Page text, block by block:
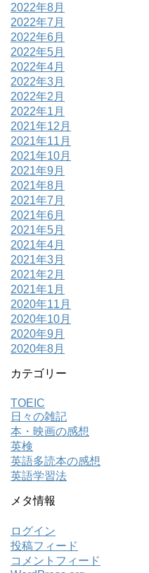
2022年8月
2022年7月
2022年6月
2022年5月
2022年4月
2022年3月
2022年2月
2022年1月
2021年12月
2021年11月
2021年10月
2021年9月
2021年8月
2021年7月
2021年6月
2021年5月
2021年4月
2021年3月
2021年2月
2021年1月
2020年11月
2020年10月
2020年9月
2020年8月
カテゴリー
TOEIC
日々の雑記
本・映画の感想
英検
英語多読本の感想
英語学習法
メタ情報
ログイン
投稿フィード
コメントフィード